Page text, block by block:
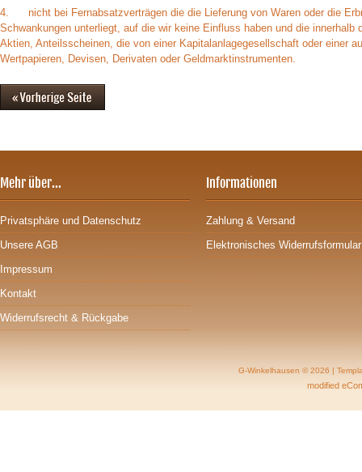
4. nicht bei Fernabsatzverträgen die die Lieferung von Waren oder die
Schwankungen unterliegt, auf die wir keine Einfluss haben und die
Aktien, Anteilsscheinen, die von einer Kapitalanlagegesellschaft oder einer
Wertpapieren, Devisen, Derivaten oder Geldmarktinstrumenten.
Mehr über...
Privatsphäre und Datenschutz
Unsere AGB
Impressum
Kontakt
Widerrufsrecht & Rückgabe
Informationen
Zahlung & Versand
Elektronisches Widerrufsformular
G-Winkelhausen © 2026 |
modified